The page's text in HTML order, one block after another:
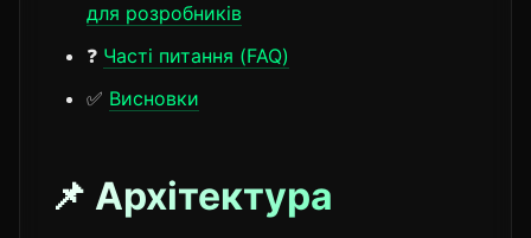
для розробників
❓ Часті питання (FAQ)
✅ Висновки
📌 Архітектура